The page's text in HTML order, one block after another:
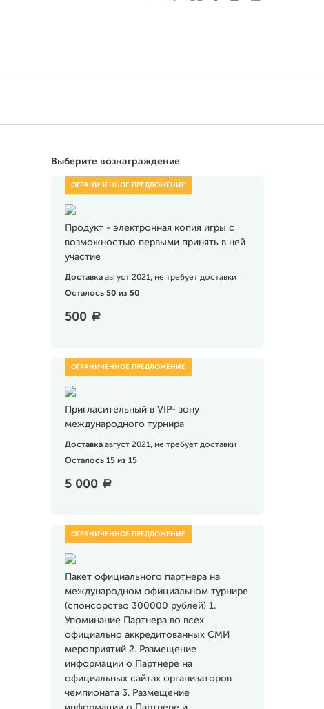
Выберите вознаграждение
Продукт - электронная копия игры с
возможностью первыми принять в ней
участие
Доставка август 2021, не требует доставки
Осталось 50 из 50
500 a
Пригласительный в VIP- зону
международного турнира
Доставка август 2021, не требует доставки
Осталось 15 из 15
5 000 a
Пакет официального партнера на
международном официальном турнире
(спонсорство 300000 рублей) 1.
Упоминание Партнера во всех
официально аккредитованных СМИ
мероприятий 2. Размещение
информации о Партнере на
официальных сайтах организаторов
чемпионата 3. Размещение